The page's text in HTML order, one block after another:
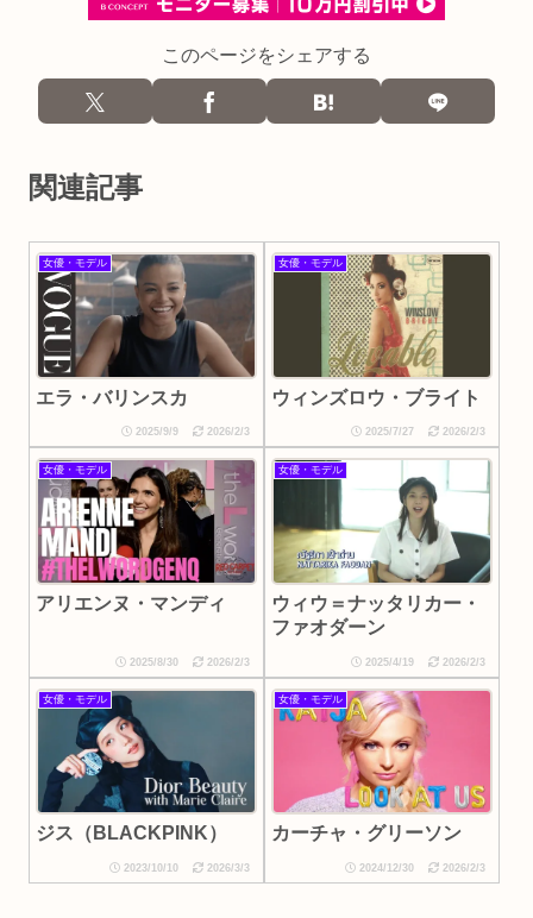
このページをシェアする
関連記事
女優・モデル
エラ・バリンスカ
2025/9/9 2026/2/3
女優・モデル
ウィンズロウ・ブライト
2025/7/27 2026/2/3
女優・モデル
アリエンヌ・マンディ
2025/8/30 2026/2/3
女優・モデル
ウィウ＝ナッタリカー・
ファオダーン
2025/4/19 2026/2/3
女優・モデル
ジス（BLACKPINK）
2023/10/10 2026/3/3
女優・モデル
カーチャ・グリーソン
2024/12/30 2026/2/3